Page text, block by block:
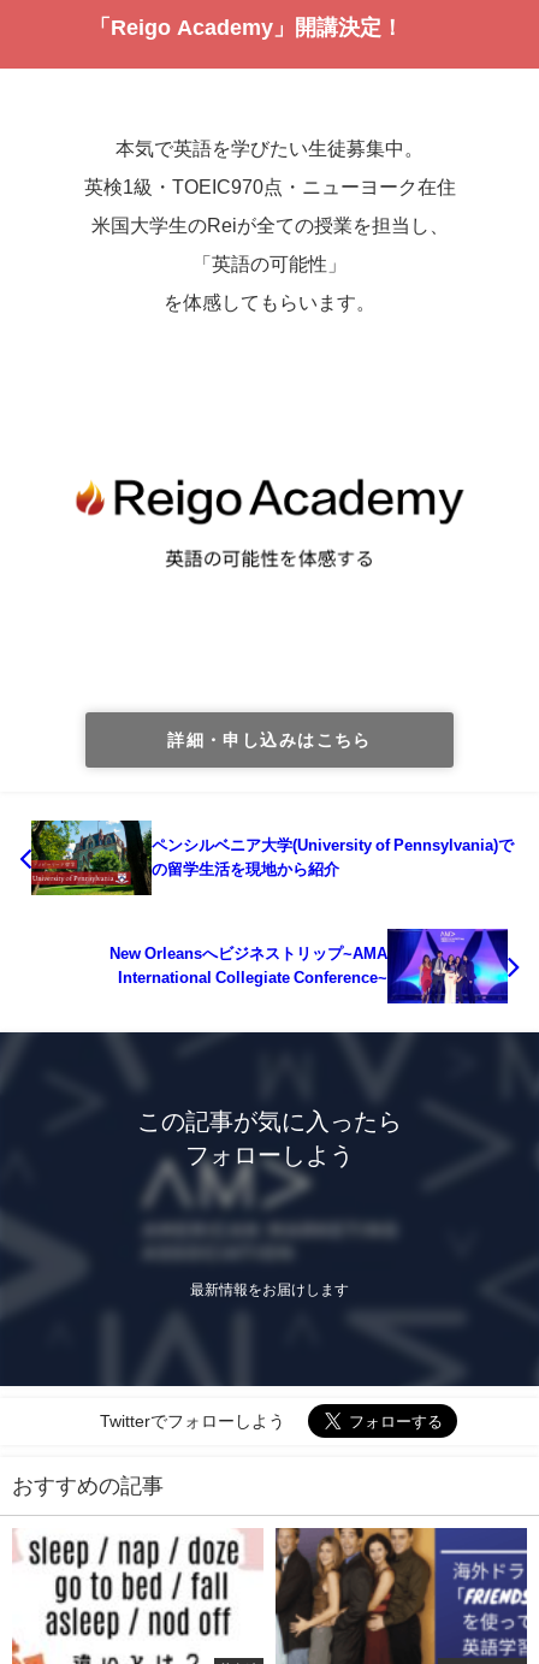
「Reigo Academy」開講決定！
本気で英語を学びたい生徒募集中。
英検1級・TOEIC970点・ニューヨーク在住
米国大学生のReiが全ての授業を担当し、
「英語の可能性」
を体感してもらいます。
詳細・申し込みはこちら
ペンシルベニア大学(University of Pennsylvania)で
の留学生活を現地から紹介
New Orleansへビジネストリップ~AMA
International Collegiate Conference~
この記事が気に入ったら
フォローしよう
最新情報をお届けします
Twitterでフォローしよう
おすすめの記事